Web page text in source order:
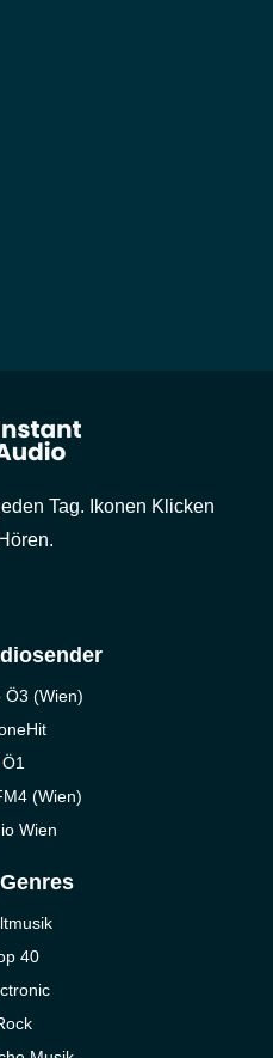
Tag. Ikonen Klicken
Ö3 (Wien)
Ö1
(Wien)
Wien
40